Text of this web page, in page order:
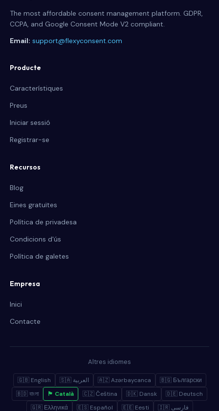
The most affordable consent management platform. GDPR,
CCPA, and Google Consent Mode V2 compliant.
Email: support@flexyconsent.com
Producte
Característiques
Preus
Iniciar sessió
Registrar-se
Recursos
Blog
Eines gratuïtes
Política de privadesa
Condicions d'ús
Política de galetes
Empresa
Inici
Contacte
Altres idiomes
🇬🇧 English 🇸🇦 العربية 🇦🇿 Azərbaycanca
🇧🇬 Български
🇧🇩 বাংলা
🏴 Català 🇨🇿 Čeština 🇩🇰 Dansk
🇩🇪 Deutsch
🇬🇷 Ελληνικά
🇪🇸 Español 🇪🇪 Eesti 🇮🇷 فارسی